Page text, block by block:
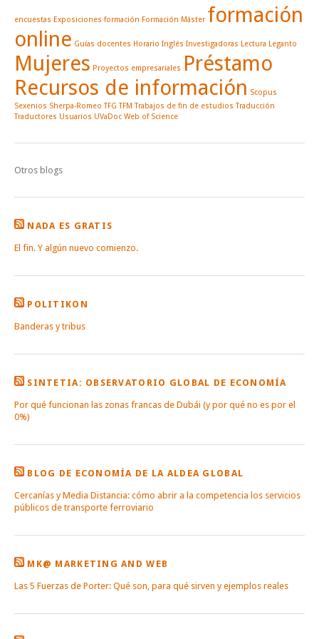
encuestas Exposiciones formación Formación Máster formación
online Guías docentes Horario Inglés Investigadoras Lectura Leganto
Mujeres Proyectos empresariales Préstamo
Recursos de información Scopus
Sexenios Sherpa-Romeo TFG TFM Trabajos de fin de estudios Traducción
Traductores Usuarios UVaDoc Web of Science
Otros blogs
NADA ES GRATIS
El fin. Y algún nuevo comienzo.
POLITIKON
Banderas y tribus
SINTETIA: OBSERVATORIO GLOBAL DE ECONOMÍA
Por qué funcionan las zonas francas de Dubái (y por qué no es por el
0%)
BLOG DE ECONOMÍA DE LA ALDEA GLOBAL
Cercanías y Media Distancia: cómo abrir a la competencia los servicios
públicos de transporte ferroviario
MK@ MARKETING AND WEB
Las 5 Fuerzas de Porter: Qué son, para qué sirven y ejemplos reales